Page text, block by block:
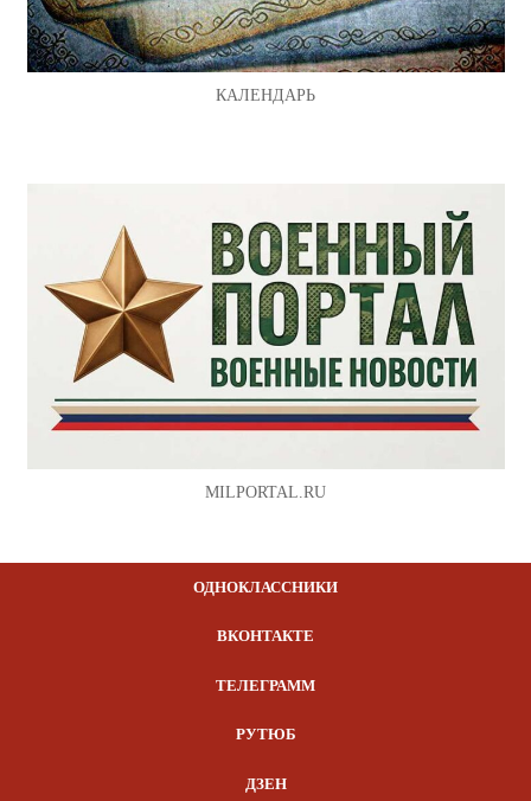
КАЛЕНДАРЬ
MILPORTAL.RU
ОДНОКЛАССНИКИ
ВКОНТАКТЕ
ТЕЛЕГРАММ
РУТЮБ
ДЗЕН